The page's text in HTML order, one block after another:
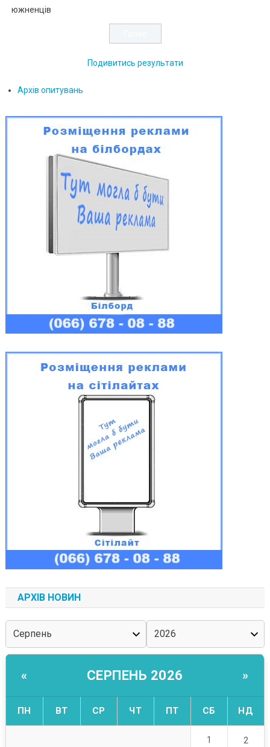
южненців
Подивитись результати
Архів опитувань
АРХІВ НОВИН
« СЕРПЕНЬ 2026 »
ПН ВТ СР ЧТ ПТ СБ НД
1 2